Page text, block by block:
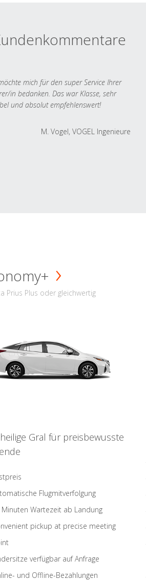
mich für den super Service Ihrer
in bedanken. Das war Klasse, sehr
und absolut empfehlenswert!
M. Vogel, VOGEL Ingenieure
Prius Plus oder gleichwertig
Gral für preisbewusste
Flugmitverfolgung
Wartezeit ab Landung
pickup at precise meeting
verfügbar auf Anfrage
und Offline-Bezahlungen